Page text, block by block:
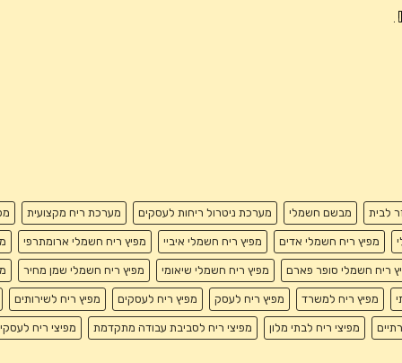
לבית מבשם חשמלי מערכת ניטרול ריחות לעסקים מערכת ריח מקצועית
מפיץ ריח חשמלי אדים מפיץ ריח חשמלי איביי מפיץ ריח חשמלי ארומתרפי
ריח חשמלי סופר פארם מפיץ ריח חשמלי שיאומי מפיץ ריח חשמלי שמן מחיר
מפיץ ריח למשרד מפיץ ריח לעסק מפיץ ריח לעסקים מפיץ ריח לשירותים
מפיצי ריח לבתי מלון מפיצי ריח לסביבת עבודה מתקדמת מפיצי ריח